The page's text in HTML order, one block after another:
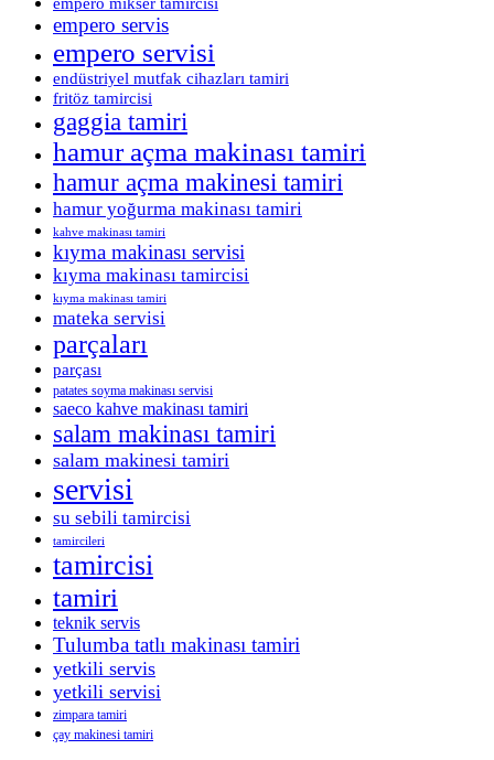
empero servis
empero servisi
endüstriyel mutfak cihazları tamiri
fritöz tamircisi
gaggia tamiri
hamur açma makinası tamiri
hamur açma makinesi tamiri
hamur yoğurma makinası tamiri
kahve makinası tamiri
kıyma makinası servisi
kıyma makinası tamircisi
kıyma makinası tamiri
mateka servisi
parçaları
parçası
patates soyma makinası servisi
saeco kahve makinası tamiri
salam makinası tamiri
salam makinesi tamiri
servisi
su sebili tamircisi
tamircileri
tamircisi
tamiri
teknik servis
Tulumba tatlı makinası tamiri
yetkili servis
yetkili servisi
zimpara tamiri
çay makinesi tamiri